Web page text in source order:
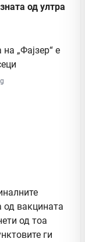
од ултра
од вакцината
од тоа
ги